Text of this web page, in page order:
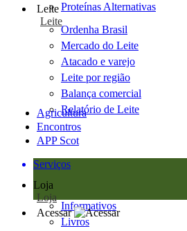
Proteínas Alternativas
Leite
Leite
Ordenha Brasil
Mercado do Leite
Atacado e varejo
Leite por região
Balança comercial
Relatório de Leite
Agricultura
Encontros
APP Scot
Serviços
Loja
Loja
Informativos
Livros
Acessar